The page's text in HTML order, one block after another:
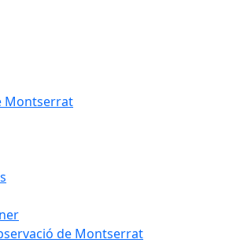
Montserrat
de Montserrat